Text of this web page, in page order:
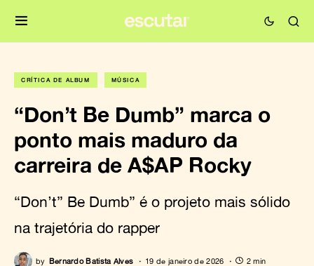
CRÍTICA DE ÁLBUM MÚSICA
“Don’t Be Dumb” marca o
ponto mais maduro da
carreira de A$AP Rocky
“Don’t” Be Dumb” é o projeto mais sólido
na trajetória do rapper
by Bernardo Batista Alves 19 de janeiro de 2026 2 min